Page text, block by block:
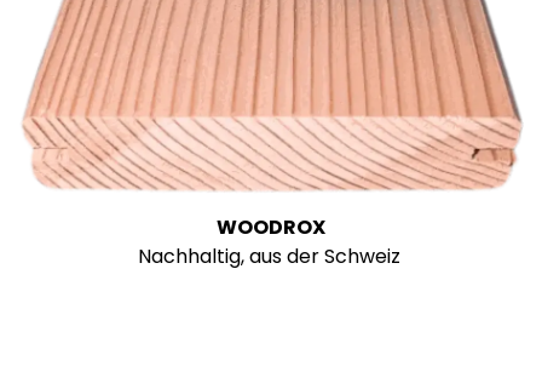
WOODROX
Nachhaltig, aus der Schweiz